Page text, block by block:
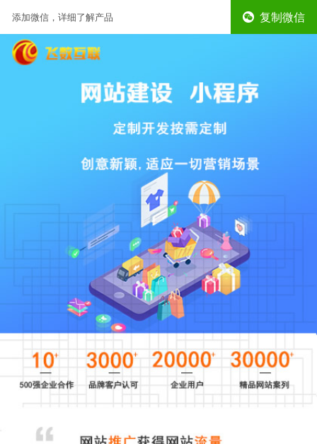
添加微信，详细了解产品 复制微信